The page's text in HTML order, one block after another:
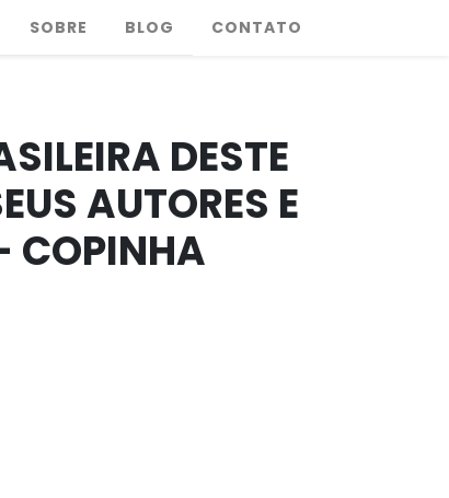
SOBRE BLOG CONTATO
DESTE
AUTORES E
COPINHA